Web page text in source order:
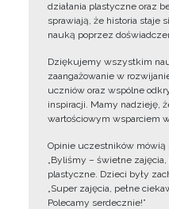
działania plastyczne oraz
sprawiają, że historia staje
nauką poprzez
Dziękujemy wszystkim
zaangażowanie w
uczniów oraz wspólne
inspiracji. Mamy nadzieję,
wartościowym wsparciem
Opinie uczestników mówią
„Byliśmy – świetne
plastyczne. Dzieci były
„Super zajęcia, pełne
Polecamy serdecznie!”